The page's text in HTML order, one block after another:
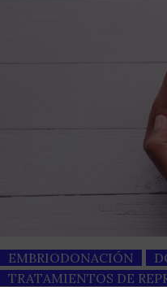
EMBRIODONACIÓN
TRATAMIENTOS DE